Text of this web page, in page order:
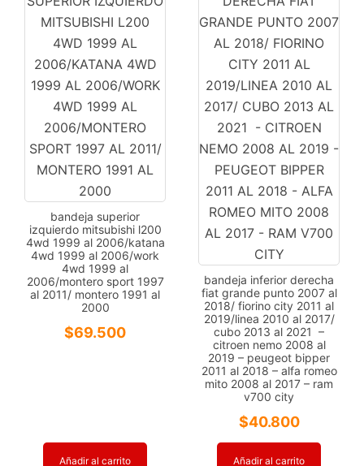
bandeja superior
izquierdo mitsubishi l200
4wd 1999 al 2006/katana
4wd 1999 al 2006/work
4wd 1999 al
2006/montero sport 1997
al 2011/ montero 1991 al
2000
$69.500
Añadir al carrito
bandeja inferior derecha
fiat grande punto 2007 al
2018/ fiorino city 2011 al
2019/linea 2010 al 2017/
cubo 2013 al 2021 –
citroen nemo 2008 al
2019 – peugeot bipper
2011 al 2018 – alfa romeo
mito 2008 al 2017 – ram
v700 city
$40.800
Añadir al carrito